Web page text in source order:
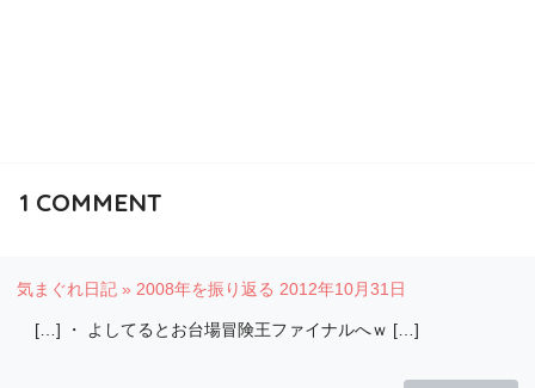
1 COMMENT
気まぐれ日記 » 2008年を振り返る 2012年10月31日
[…] ・ よしてるとお台場冒険王ファイナルへｗ […]